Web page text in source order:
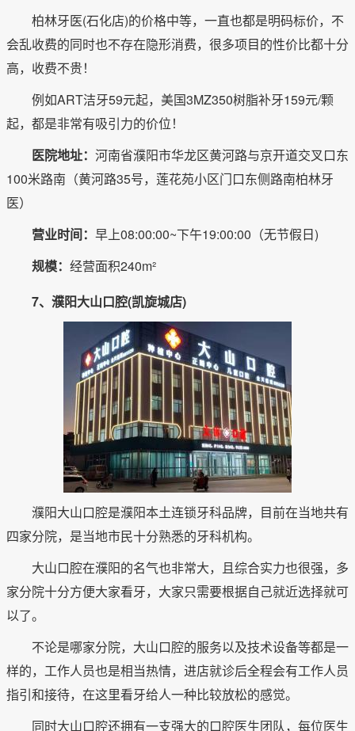
柏林牙医(石化店)的价格中等，一直也都是明码标价，不
会乱收费的同时也不存在隐形消费，很多项目的性价比都十分
高，收费不贵！
例如ART洁牙59元起，美国3MZ350树脂补牙159元/颗
起，都是非常有吸引力的价位！
医院地址： 河南省濮阳市华龙区黄河路与京开道交叉口东
100米路南（黄河路35号，莲花苑小区门口东侧路南柏林牙
医）
营业时间： 早上08:00:00~下午19:00:00（无节假日)
规模： 经营面积240m²
7、濮阳大山口腔(凯旋城店)
濮阳大山口腔是濮阳本土连锁牙科品牌，目前在当地共有
四家分院，是当地市民十分熟悉的牙科机构。
大山口腔在濮阳的名气也非常大，且综合实力也很强，多
家分院十分方便大家看牙，大家只需要根据自己就近选择就可
以了。
不论是哪家分院，大山口腔的服务以及技术设备等都是一
样的，工作人员也是相当热情，进店就诊后全程会有工作人员
指引和接待，在这里看牙给人一种比较放松的感觉。
同时大山口腔还拥有一支强大的口腔医生团队，每位医生